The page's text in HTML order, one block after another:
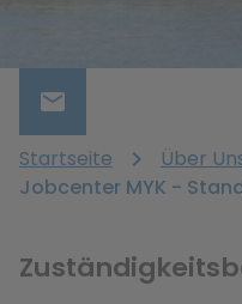
anzuzeigen, die relevanter
beispielsweise Angebote
bisheriges Suchverhalten
Kontaktformular
email
Startseite chevron_right Über
Jobcenter MYK -